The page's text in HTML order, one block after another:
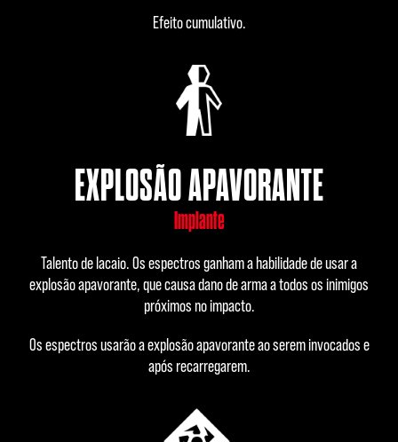
Efeito cumulativo.
EXPLOSÃO APAVORANTE
Implante
Talento de lacaio. Os espectros ganham a habilidade de usar a
explosão apavorante, que causa dano de arma a todos os inimigos
próximos no impacto.
Os espectros usarão a explosão apavorante ao serem invocados e
após recarregarem.